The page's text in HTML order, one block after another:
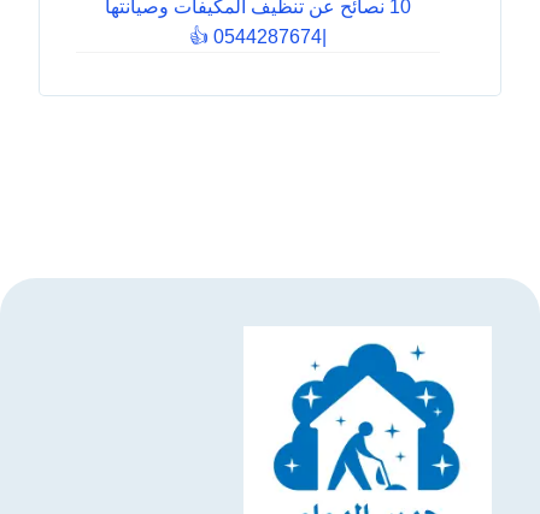
10 نصائح عن تنظيف المكيفات وصيانتها